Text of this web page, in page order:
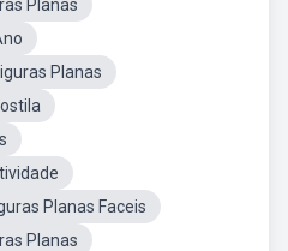
Planas
Planas
Planas Faceis
Planas